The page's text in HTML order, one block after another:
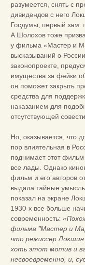
разумеется, снять с
дивидендов с него
Госдумы, первый зам.
А.Шолохов тоже
у фильма «Мастер и
высказываний о
законопроекте,
имущества за фейки
он поможет закрыть
средства для
наказанием для
отсутствующей
Но, оказывается, что
пор влиятельная в
поднимает этот
все лады. Однако
фильм и его авторов
выдала тайные
показал на экране
1930-х все больше
современность:
фильма "Мастер и
что режиссер Локшин
хоть этот мотив и
несвоевременно, и,